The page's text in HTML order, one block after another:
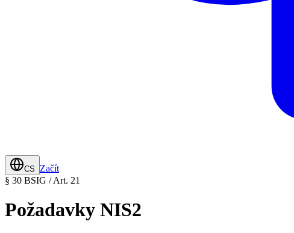
CS
Začít
§ 30 BSIG / Art. 21
Požadavky NIS2